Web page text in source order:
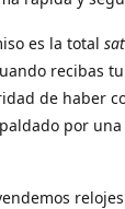
es la total
recibas
de haber
por